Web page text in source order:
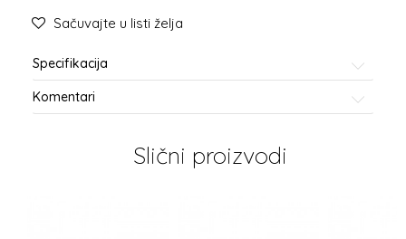
Sačuvajte u listi želja
Specifikacija
Komentari
Slični proizvodi